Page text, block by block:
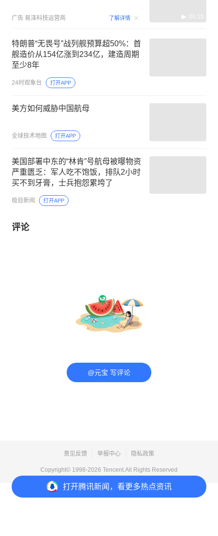
打开腾讯新闻，看更多热点资讯
广告 易泽科技运营商 了解详情 00:15
特朗普“无畏号”战列舰预算超50%：首
舰造价从154亿涨到234亿，建造周期
至少8年
24时观象台 打开APP
美方如何威胁中国航母
全球技术地图 打开APP
美国部署中东的“林肯”号航母被曝物资
严重匮乏：军人吃不饱饭，排队2小时
买不到牙膏，士兵抱怨累垮了
极目新闻 打开APP
评论
@元宝 写评论
意见反馈 举报中心 隐私政策
Copyright© 1998-2026 Tencent.All Rights Reserved